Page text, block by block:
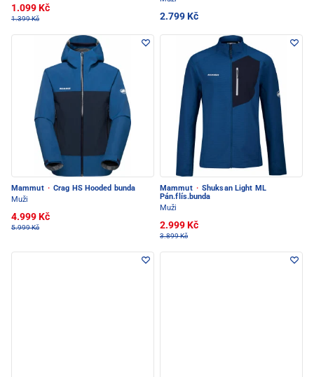
1.099 Kč
1.399 Kč 2.799 Kč
Mammut · Crag HS Hooded bunda
Muži
4.999 Kč
5.999 Kč
Mammut · Shuksan Light ML
Pán.flís.bunda
Muži
2.999 Kč
3.899 Kč